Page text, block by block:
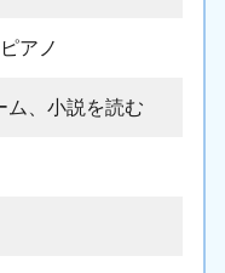
アノ
ム、小説を読む